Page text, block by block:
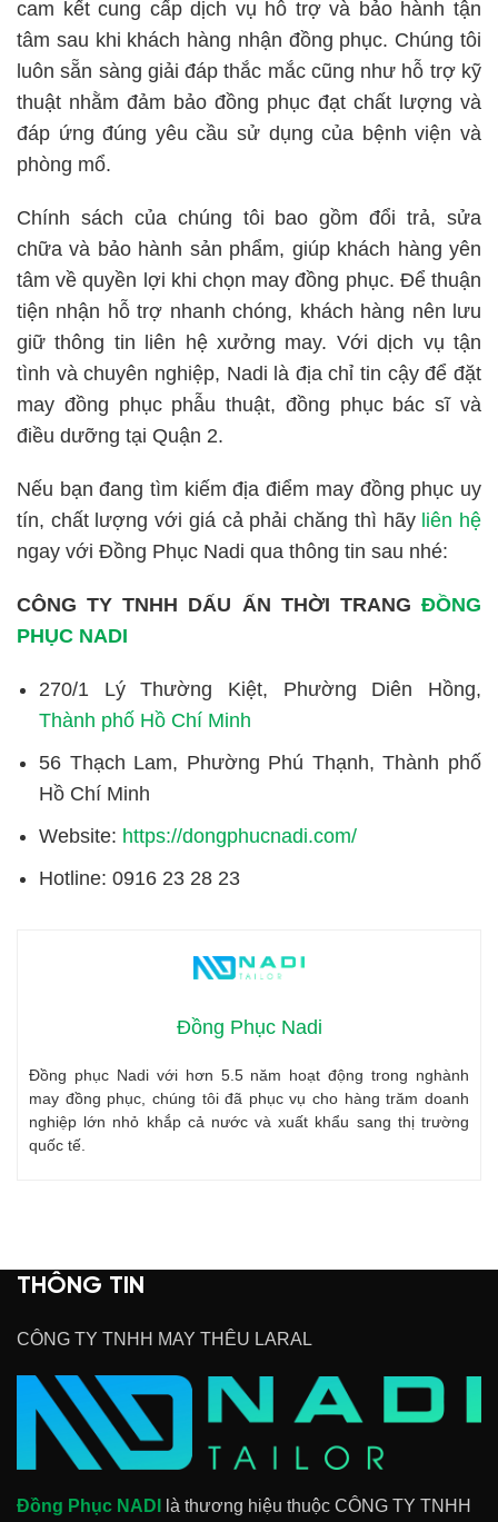
cam kết cung cấp dịch vụ hỗ trợ và bảo hành tận
tâm sau khi khách hàng nhận đồng phục. Chúng tôi
luôn sẵn sàng giải đáp thắc mắc cũng như hỗ trợ kỹ
thuật nhằm đảm bảo đồng phục đạt chất lượng và
đáp ứng đúng yêu cầu sử dụng của bệnh viện và
phòng mổ.
Chính sách của chúng tôi bao gồm đổi trả, sửa
chữa và bảo hành sản phẩm, giúp khách hàng yên
tâm về quyền lợi khi chọn may đồng phục. Để thuận
tiện nhận hỗ trợ nhanh chóng, khách hàng nên lưu
giữ thông tin liên hệ xưởng may. Với dịch vụ tận
tình và chuyên nghiệp, Nadi là địa chỉ tin cậy để đặt
may đồng phục phẫu thuật, đồng phục bác sĩ và
điều dưỡng tại Quận 2.
Nếu bạn đang tìm kiếm địa điểm may đồng phục uy
tín, chất lượng với giá cả phải chăng thì hãy liên hệ
ngay với Đồng Phục Nadi qua thông tin sau nhé:
CÔNG TY TNHH DẤU ẤN THỜI TRANG ĐỒNG
PHỤC NADI
270/1 Lý Thường Kiệt, Phường Diên Hồng,
Thành phố Hồ Chí Minh
56 Thạch Lam, Phường Phú Thạnh, Thành phố
Hồ Chí Minh
Website: https://dongphucnadi.com/
Hotline: 0916 23 28 23
Đồng Phục Nadi
Đồng phục Nadi với hơn 5.5 năm hoạt động trong nghành
may đồng phục, chúng tôi đã phục vụ cho hàng trăm doanh
nghiệp lớn nhỏ khắp cả nước và xuất khẩu sang thị trường
quốc tế.
THÔNG TIN
CÔNG TY TNHH MAY THÊU LARAL
Đồng Phục NADI
là thương hiệu thuộc CÔNG TY TNHH